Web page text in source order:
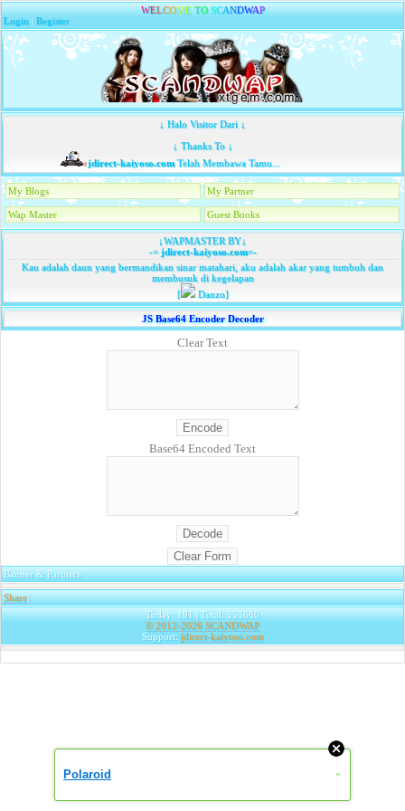
WELCOME TO SCANDWAP
Login |Register
↓ Halo Visitor Dari ↓
↓ Thanks To ↓
jdirect-kaiyoso.comTelah Membawa Tamu...
My Blogs My Partner
Wap Master Guest Books
↓WAPMASTER BY↓
-=jdirect-kaiyoso.com=-
Kau adalah daun yang bermandikan sinar matahari, aku adalah akar yang tumbuh dan
membusuk di kegelapan
[
Danzo]
JS Base64 Encoder Decoder
Clear Text
Base64 Encoded Text
Banner & Partners
Share|
Today: 191 | Total: 353680
© 2012-2026 SCANDWAP
Support: jdirect-kaiyoso.com
Polaroid »